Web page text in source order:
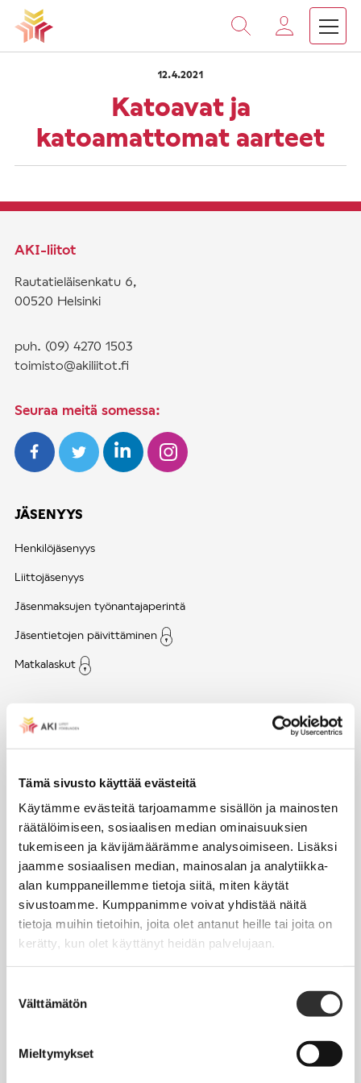
Tämä sivusto käyttää evästeitä
Käytämme evästeitä tarjoamamme sisällön ja mainosten
räätälöimiseen, sosiaalisen median ominaisuuksien
tukemiseen ja kävijämäärämme analysoimiseen. Lisäksi
jaamme sosiaalisen median, mainosalan ja analytiikka-
alan kumppaneillemme tietoja siitä, miten käytät
sivustoamme. Kumppanimme voivat yhdistää näitä
tietoja muihin tietoihin, joita olet antanut heille tai joita on
kerätty, kun olet käyttänyt heidän palvelujaan.
valinta
Välttämätön
Mieltymykset
Vieritä
sisältöön
Etusivu Katoavat ja katoamattomat
12.4.2021
Katoavat ja
katoamattomat aarteet
AKI-liitot
Rautatieläisenkatu 6,
00520 Helsinki
puh. (09) 4270 1503
toimisto@akiliitot.fi
Seuraa meitä somessa:
JÄSENYYS
Henkilöjäsenyys
Liittojäsenyys
Jäsenmaksujen työnantajaperintä
Jäsentietojen päivittäminen
Matkalaskut
AJANKOHTAISTA
Uutiset
Blogit
Crux-lehti
JOBI
TYÖELÄMÄOPAS
Työnhaku
Työsuhde ja virkasuhde
virkaehtosopimukset